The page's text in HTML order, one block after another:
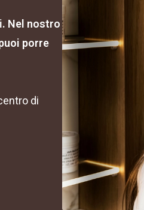
Nel nostro
porre
di